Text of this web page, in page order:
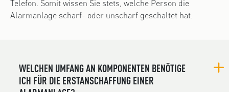
Telefon. Somit wissen Sie stets, welche Person die
Alarmanlage scharf- oder unscharf geschaltet hat.
WELCHEN UMFANG AN KOMPONENTEN BENÖTIGE
ICH FÜR DIE ERSTANSCHAFFUNG EINER